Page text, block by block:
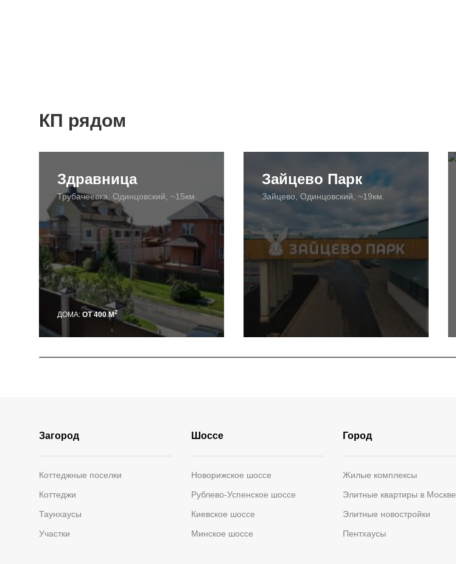
КП рядом
Здравница
Трубачеевка, Одинцовский, ~15км.
ДОМА: ОТ 400 М2
Зайцево Парк
Зайцево, Одинцовский, ~19км.
Загород
Коттеджные поселки
Коттеджи
Таунхаусы
Участки
Шоссе
Новорижское шоссе
Рублево-Успенское шоссе
Киевское шоссе
Минское шоссе
Город
Жилые комплексы
Элитные квартиры в Москве
Элитные новостройки
Пентхаусы